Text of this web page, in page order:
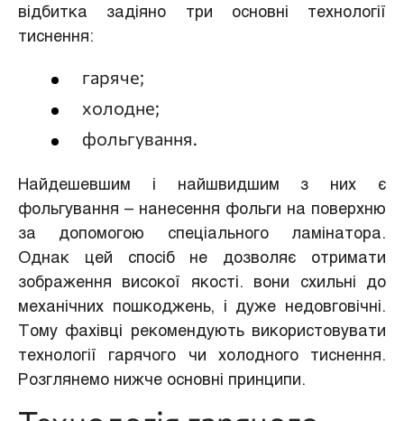
відбитка задіяно три основні технології
тиснення:
гаряче;
холодне;
фольгування.
Найдешевшим і найшвидшим з них є
фольгування – нанесення фольги на поверхню
за допомогою спеціального ламінатора.
Однак цей спосіб не дозволяє отримати
зображення високої якості. вони схильні до
механічних пошкоджень, і дуже недовговічні.
Тому фахівці рекомендують використовувати
технології гарячого чи холодного тиснення.
Розглянемо нижче основні принципи.